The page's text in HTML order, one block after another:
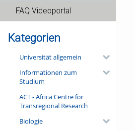
FAQ Videoportal
Kategorien
Universität allgemein
Informationen zum
Studium
ACT - Africa Centre for
Transregional Research
Biologie